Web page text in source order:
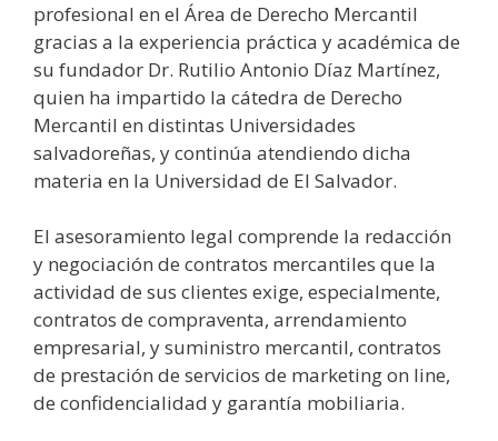
profesional en el Área de Derecho Mercantil
gracias a la experiencia práctica y académica de
su fundador Dr. Rutilio Antonio Díaz Martínez,
quien ha impartido la cátedra de Derecho
Mercantil en distintas Universidades
salvadoreñas, y continúa atendiendo dicha
materia en la Universidad de El Salvador.
El asesoramiento legal comprende la redacción
y negociación de contratos mercantiles que la
actividad de sus clientes exige, especialmente,
contratos de compraventa, arrendamiento
empresarial, y suministro mercantil, contratos
de prestación de servicios de marketing on line,
de confidencialidad y garantía mobiliaria.